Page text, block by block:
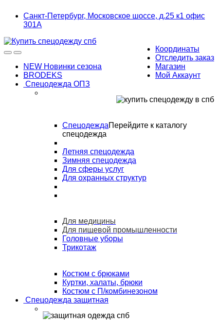
navigation
content
Санкт-Петербург, Московское шоссе, д.25 к1 офис
301А
Координаты
Отследить заказ
Магазин
Мой Аккаунт
NEW Новинки сезона
BRODEKS
Спецодежда ОПЗ
СпецодеждаПерейдите к каталогу
спецодежда
Летняя спецодежда
Зимняя спецодежда
Для сферы услуг
Для охранных структур
Для медицины
Для пищевой промышленности
Головные уборы
Трикотаж
Костюм с брюками
Куртки, халаты, брюки
Костюм с П/комбинезоном
Спецодежда защитная